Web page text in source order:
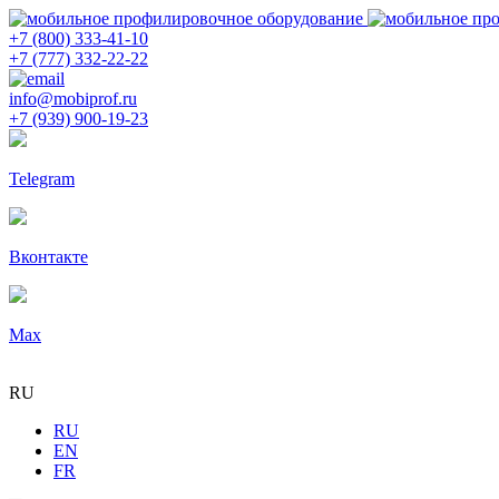
+7 (800) 333-41-10
+7 (777) 332-22-22
info@mobiprof.ru
+7 (939) 900-19-23
Telegram
Вконтакте
Max
RU
RU
EN
FR